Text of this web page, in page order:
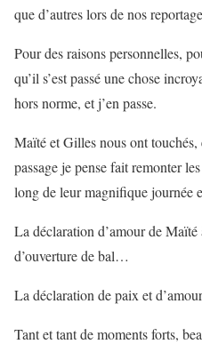
que d’autres lors de nos
Pour des raisons personnelles,
qu’il s’est passé une chose
hors norme, et j’en passe.
Maïté et Gilles nous ont touchés,
passage je pense fait remonter
long de leur magnifique journée
La déclaration d’amour de Maïté
d’ouverture de bal…
La déclaration de paix et
Tant et tant de moments forts,